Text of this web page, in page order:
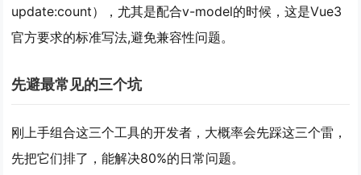
update:count），尤其是配合v-model的时候，这是Vue3
官方要求的标准写法,避免兼容性问题。
先避最常见的三个坑
刚上手组合这三个工具的开发者，大概率会先踩这三个雷，
先把它们排了，能解决80%的日常问题。